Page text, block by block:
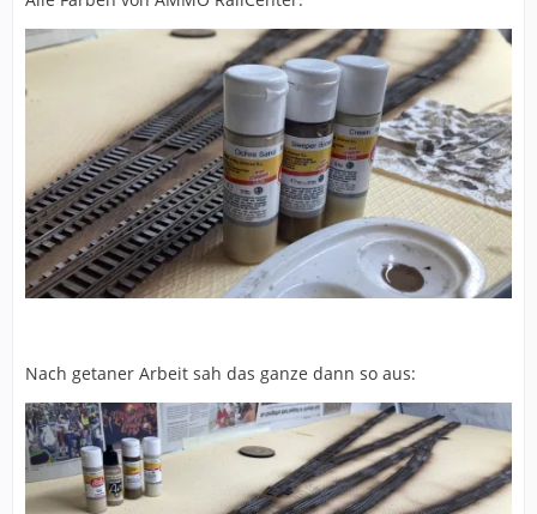
Nach getaner Arbeit sah das ganze dann so aus: